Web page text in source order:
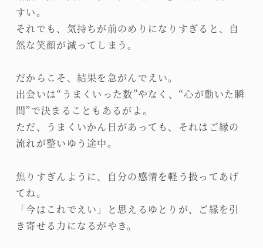
すい。
それでも、気持ちが前のめりになりすぎると、自
然な笑顔が減ってしまう。
だからこそ、結果を急がんでえい。
出会いは“うまくいった数”やなく、“心が動いた瞬
間”で決まることもあるがよ。
ただ、うまくいかん日があっても、それはご縁の
流れが整いゆう途中。
焦りすぎんように、自分の感情を軽う扱ってあげ
てね。
「今はこれでえい」と思えるゆとりが、ご縁を引
き寄せる力になるがやき。